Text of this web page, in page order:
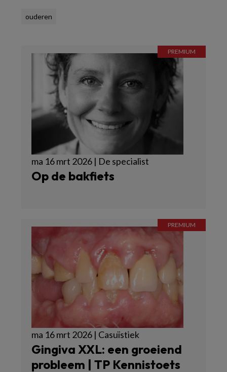
ouderen
ma 16 mrt 2026 | De specialist
Op de bakfiets
ma 16 mrt 2026 | Casuïstiek
Gingiva XXL: een groeiend
probleem | TP Kennistoets